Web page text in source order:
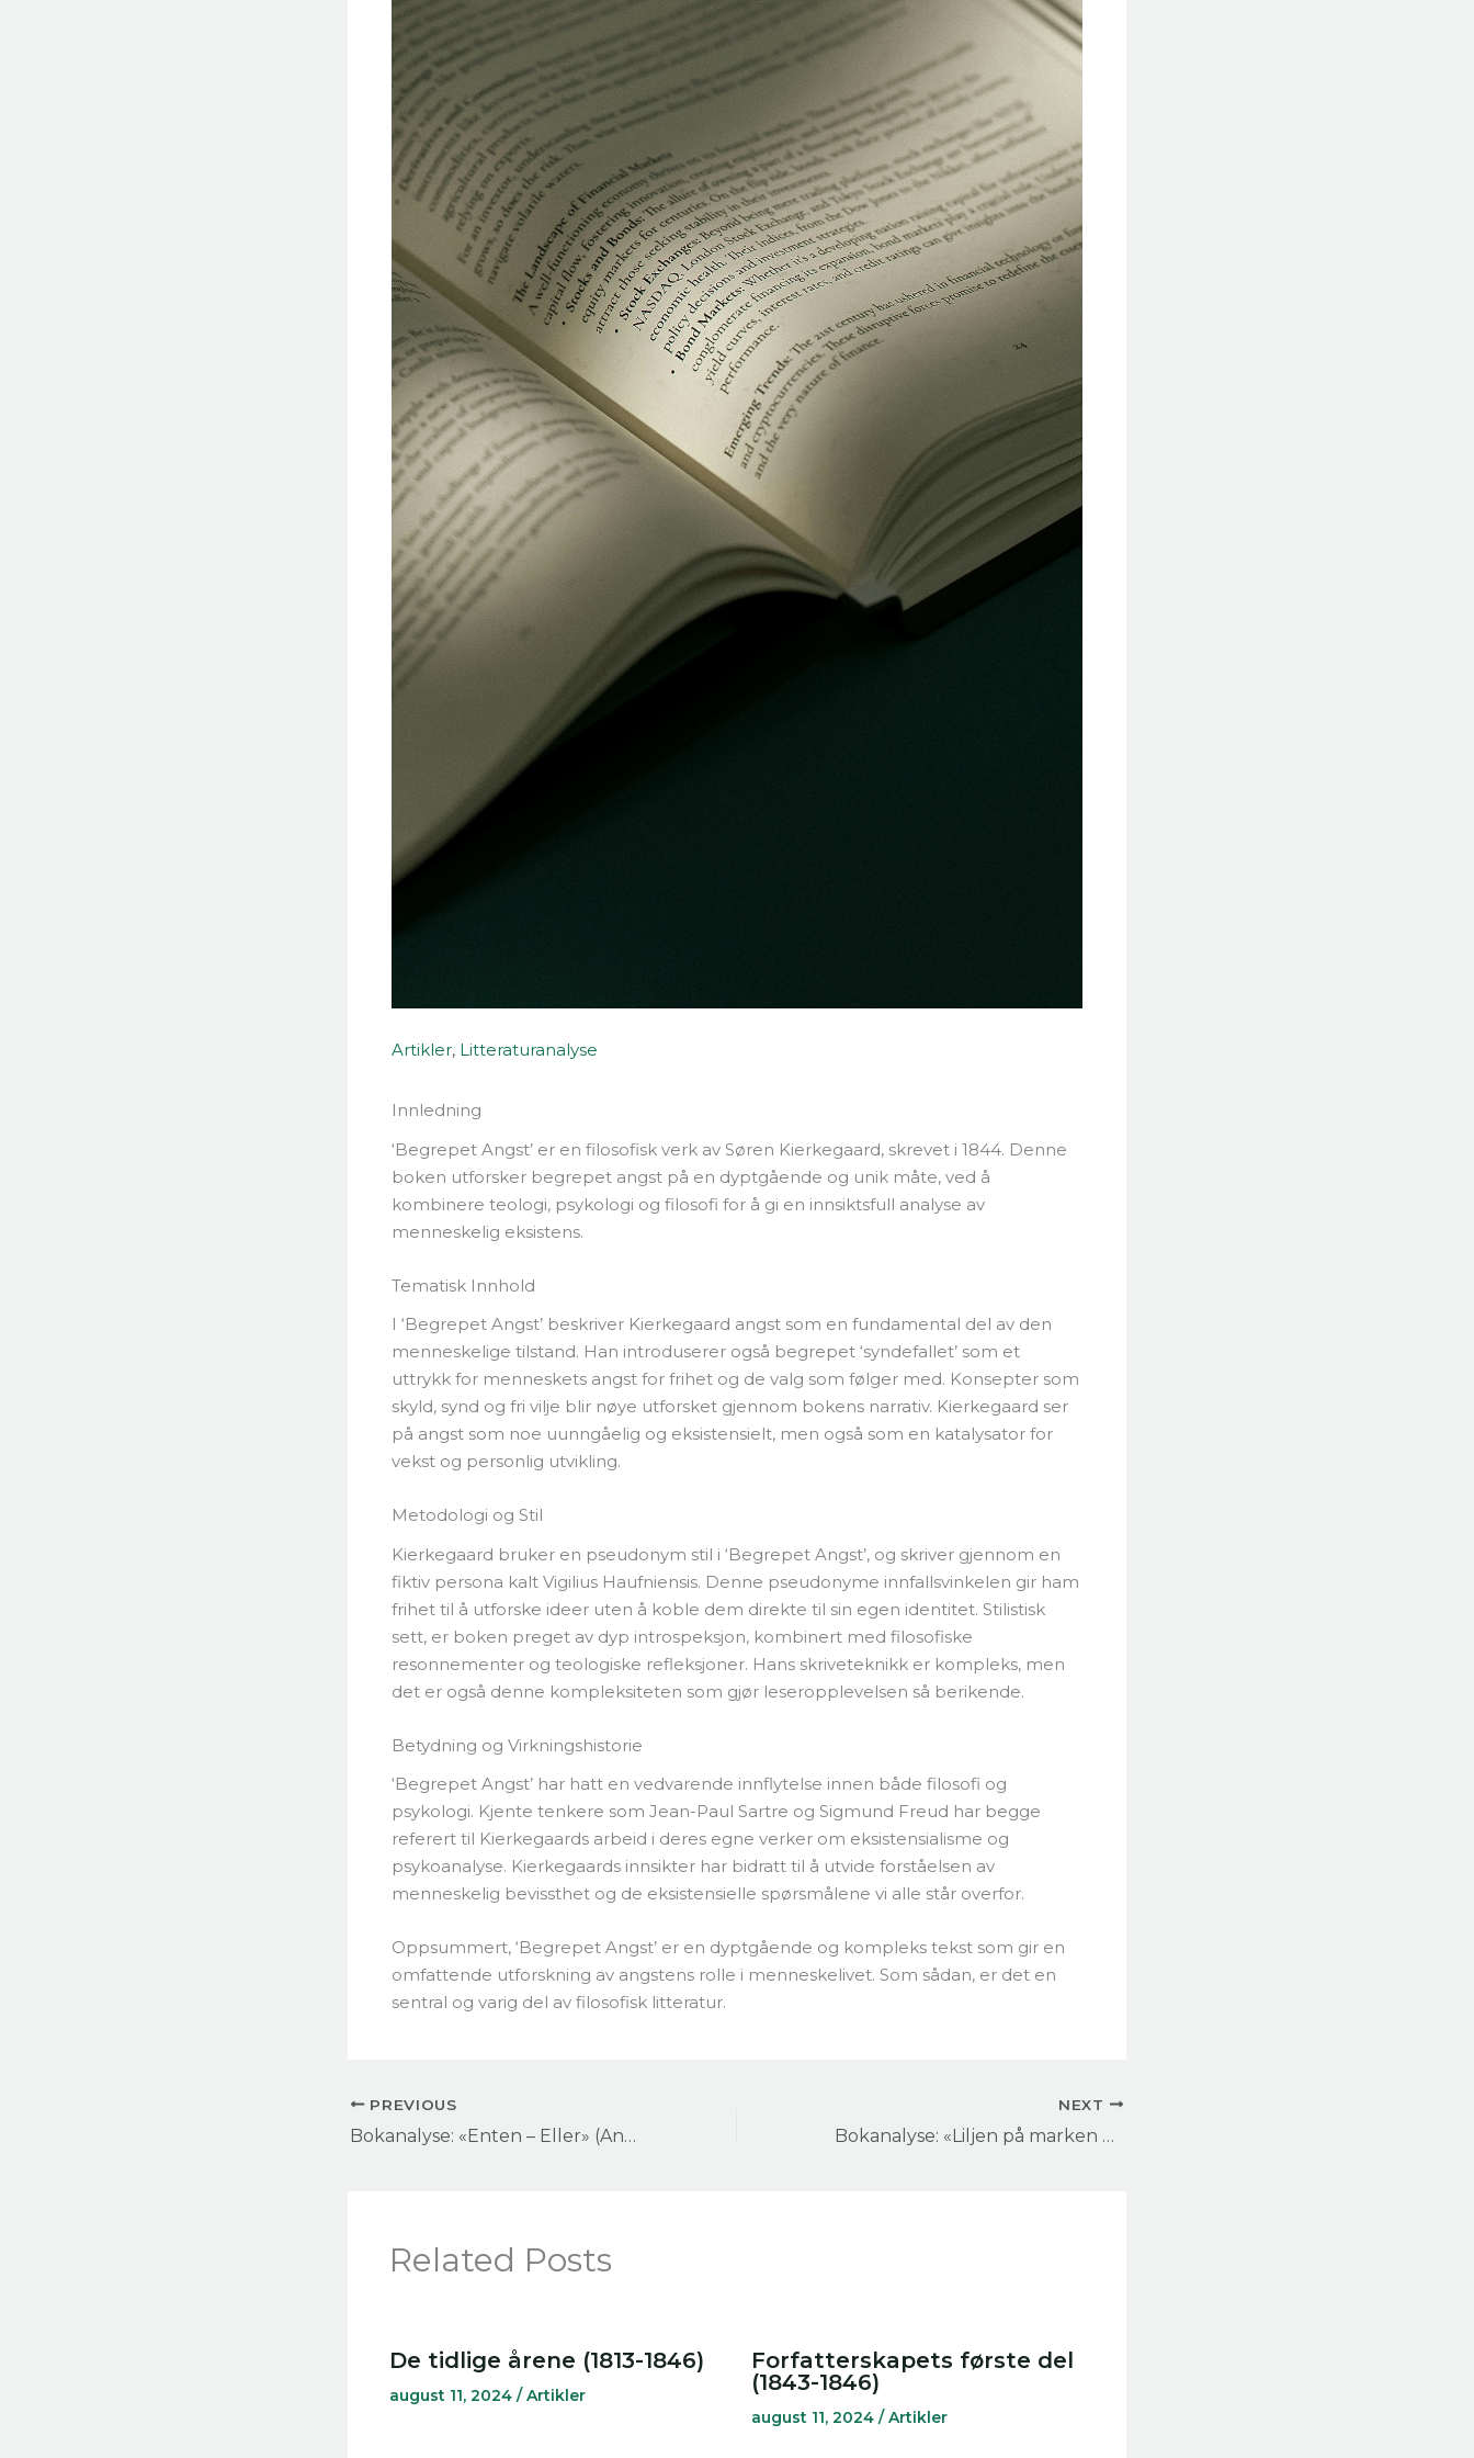
Artikler, Litteraturanalyse
Innledning
‘Begrepet Angst’ er en filosofisk verk av Søren Kierkegaard, skrevet i 1844. Denne
boken utforsker begrepet angst på en dyptgående og unik måte, ved å
kombinere teologi, psykologi og filosofi for å gi en innsiktsfull analyse av
menneskelig eksistens.
Tematisk Innhold
I ‘Begrepet Angst’ beskriver Kierkegaard angst som en fundamental del av den
menneskelige tilstand. Han introduserer også begrepet ‘syndefallet’ som et
uttrykk for menneskets angst for frihet og de valg som følger med. Konsepter som
skyld, synd og fri vilje blir nøye utforsket gjennom bokens narrativ. Kierkegaard ser
på angst som noe uunngåelig og eksistensielt, men også som en katalysator for
vekst og personlig utvikling.
Metodologi og Stil
Kierkegaard bruker en pseudonym stil i ‘Begrepet Angst’, og skriver gjennom en
fiktiv persona kalt Vigilius Haufniensis. Denne pseudonyme innfallsvinkelen gir ham
frihet til å utforske ideer uten å koble dem direkte til sin egen identitet. Stilistisk
sett, er boken preget av dyp introspeksjon, kombinert med filosofiske
resonnementer og teologiske refleksjoner. Hans skriveteknikk er kompleks, men
det er også denne kompleksiteten som gjør leseropplevelsen så berikende.
Betydning og Virkningshistorie
‘Begrepet Angst’ har hatt en vedvarende innflytelse innen både filosofi og
psykologi. Kjente tenkere som Jean-Paul Sartre og Sigmund Freud har begge
referert til Kierkegaards arbeid i deres egne verker om eksistensialisme og
psykoanalyse. Kierkegaards innsikter har bidratt til å utvide forståelsen av
menneskelig bevissthet og de eksistensielle spørsmålene vi alle står overfor.
Oppsummert, ‘Begrepet Angst’ er en dyptgående og kompleks tekst som gir en
omfattende utforskning av angstens rolle i menneskelivet. Som sådan, er det en
sentral og varig del av filosofisk litteratur.
PREVIOUS
Bokanalyse: «Enten – Eller» (Andre del) av Søren Kierkegaard
NEXT
Bokanalyse: «Liljen på marken og fuglen under himmelen – tre gudelige taler» av Søren Kierkegaard
Related Posts
De tidlige årene (1813-1846)
august 11, 2024 /Artikler
Forfatterskapets første del
(1843-1846)
august 11, 2024 /Artikler